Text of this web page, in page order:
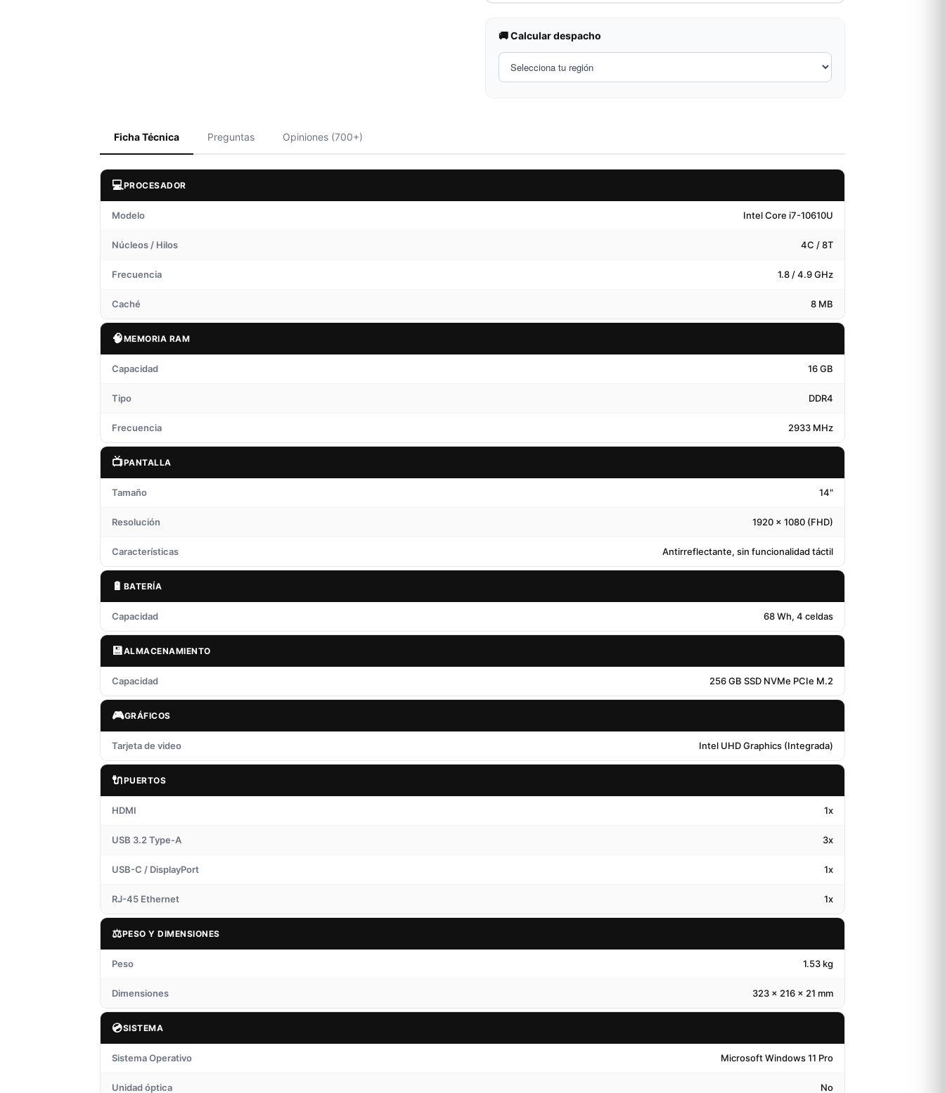
🚚 Calcular despacho
Ficha Técnica Preguntas Opiniones (700+)
💻PROCESADOR
Modelo Intel Core i7-10610U
Núcleos / Hilos 4C / 8T
Frecuencia 1.8 / 4.9 GHz
Caché 8 MB
🧠MEMORIA RAM
Capacidad 16 GB
Tipo DDR4
Frecuencia 2933 MHz
📺PANTALLA
Tamaño 14"
Resolución 1920 x 1080 (FHD)
Características Antirreflectante, sin funcionalidad táctil
🔋 BATERÍA
Capacidad 68 Wh, 4 celdas
💾ALMACENAMIENTO
Capacidad 256 GB SSD NVMe PCIe M.2
🎮GRÁFICOS
Tarjeta de video Intel UHD Graphics (Integrada)
🔌PUERTOS
HDMI 1x
USB 3.2 Type-A 3x
USB-C / DisplayPort 1x
RJ-45 Ethernet 1x
⚖️PESO Y DIMENSIONES
Peso 1.53 kg
Dimensiones 323 x 216 x 21 mm
💿SISTEMA
Sistema Operativo Microsoft Windows 11 Pro
Unidad óptica No